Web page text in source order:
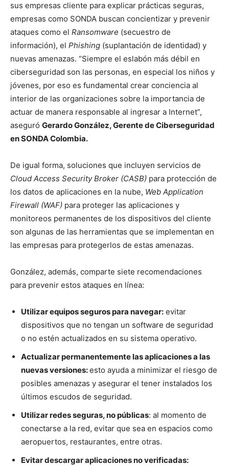
sus empresas cliente para explicar prácticas seguras,
empresas como SONDA buscan concientizar y prevenir
ataques como el Ransomware (secuestro de
información), el Phishing (suplantación de identidad) y
nuevas amenazas. “Siempre el eslabón más débil en
ciberseguridad son las personas, en especial los niños y
jóvenes, por eso es fundamental crear conciencia al
interior de las organizaciones sobre la importancia de
actuar de manera responsable al ingresar a Internet”,
aseguró Gerardo González, Gerente de Ciberseguridad
en SONDA Colombia.
De igual forma, soluciones que incluyen servicios de
Cloud Access Security Broker (CASB) para protección de
los datos de aplicaciones en la nube, Web Application
Firewall (WAF) para proteger las aplicaciones y
monitoreos permanentes de los dispositivos del cliente
son algunas de las herramientas que se implementan en
las empresas para protegerlos de estas amenazas.
González, además, comparte siete recomendaciones
para prevenir estos ataques en línea:
Utilizar equipos seguros para navegar: evitar
dispositivos que no tengan un software de seguridad
o no estén actualizados en su sistema operativo.
Actualizar permanentemente las aplicaciones a las
nuevas versiones:esto ayuda a minimizar el riesgo de
posibles amenazas y asegurar el tener instalados los
últimos escudos de seguridad.
Utilizar redes seguras, no públicas: al momento de
conectarse a la red, evitar que sea en espacios como
aeropuertos, restaurantes, entre otras.
Evitar descargar aplicaciones no verificadas: